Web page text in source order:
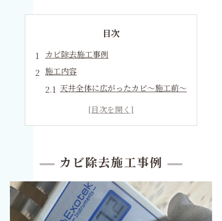
目次
カビ除去施工事例
施工内容
天井全体に広がったカビ～施工前～
MIST工法®でカビ除去
天井全体に広がったカビ～施工後～
カビ除去施工事例